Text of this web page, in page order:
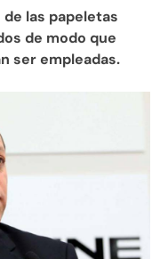
las papeletas
de modo que
ser empleadas.